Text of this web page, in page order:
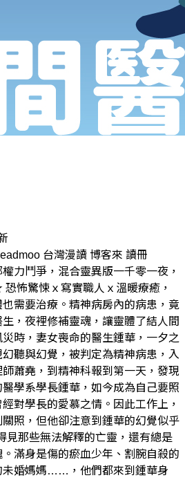
台灣漫讀 博客來 讀冊
力鬥爭，混合靈異版一千零一夜，
怖驚悚ｘ寫實職人ｘ溫暖療癒，
需要治療。精神病房內的病患，竟
，夜裡修補靈魂，讓靈體了結人間
時，妻女喪命的醫生鍾華，一夕之
聽與幻覺，被判定為精神病患，入
蕭堯，到精神科報到第一天，發現
學系學長鍾華，如今成為自己要照
對學長的愛慕之情。因此工作上，
照，但他卻注意到鍾華的幻覺似乎
見那些無法解釋的亡靈，還有總是
滿身是傷的瘀血少年、割腕自殺的
未婚媽媽……，他們都來到鍾華身